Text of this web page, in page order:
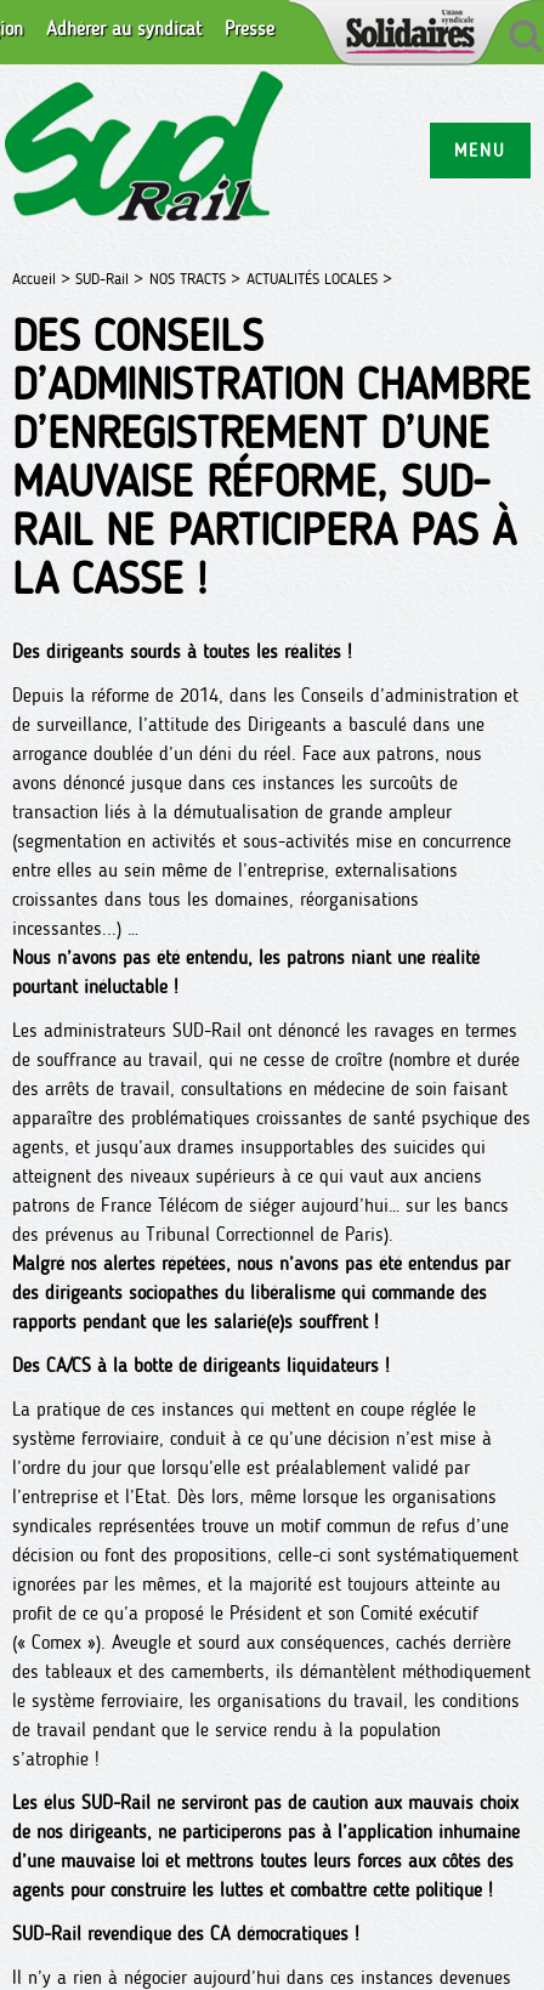
MENU
Adhérer au syndicat Presse
Accueil > SUD-Rail > NOS TRACTS > ACTUALITÉS LOCALES >
DES CONSEILS
D’ADMINISTRATION CHAMBRE
D’ENREGISTREMENT D’UNE
MAUVAISE RÉFORME, SUD-
RAIL NE PARTICIPERA PAS À
LA CASSE !
Des dirigeants sourds à toutes les réalités !
Depuis la réforme de 2014, dans les Conseils d’administration et
de surveillance, l’attitude des Dirigeants a basculé dans une
arrogance doublée d’un déni du réel. Face aux patrons, nous
avons dénoncé jusque dans ces instances les surcoûts de
transaction liés à la démutualisation de grande ampleur
(segmentation en activités et sous-activités mise en concurrence
entre elles au sein même de l’entreprise, externalisations
croissantes dans tous les domaines, réorganisations
incessantes...) …
Nous n’avons pas été entendu, les patrons niant une réalité
pourtant inéluctable !
Les administrateurs SUD-Rail ont dénoncé les ravages en termes
de souffrance au travail, qui ne cesse de croître (nombre et durée
des arrêts de travail, consultations en médecine de soin faisant
apparaître des problématiques croissantes de santé psychique des
agents, et jusqu’aux drames insupportables des suicides qui
atteignent des niveaux supérieurs à ce qui vaut aux anciens
patrons de France Télécom de siéger aujourd’hui… sur les bancs
des prévenus au Tribunal Correctionnel de Paris).
Malgré nos alertes répétées, nous n’avons pas été entendus par
des dirigeants sociopathes du libéralisme qui commande des
rapports pendant que les salarié(e)s souffrent !
Des CA/CS à la botte de dirigeants liquidateurs !
La pratique de ces instances qui mettent en coupe réglée le
système ferroviaire, conduit à ce qu’une décision n’est mise à
l’ordre du jour que lorsqu’elle est préalablement validé par
l’entreprise et l’Etat. Dès lors, même lorsque les organisations
syndicales représentées trouve un motif commun de refus d’une
décision ou font des propositions, celle-ci sont systématiquement
ignorées par les mêmes, et la majorité est toujours atteinte au
profit de ce qu’a proposé le Président et son Comité exécutif
(« Comex »). Aveugle et sourd aux conséquences, cachés derrière
des tableaux et des camemberts, ils démantèlent méthodiquement
le système ferroviaire, les organisations du travail, les conditions
de travail pendant que le service rendu à la population
s’atrophie !
Les élus SUD-Rail ne serviront pas de caution aux mauvais choix
de nos dirigeants, ne participerons pas à l’application inhumaine
d’une mauvaise loi et mettrons toutes leurs forces aux côtés des
agents pour construire les luttes et combattre cette politique !
SUD-Rail revendique des CA démocratiques !
Il n’y a rien à négocier aujourd’hui dans ces instances devenues